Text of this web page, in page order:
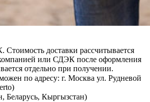
доставки рассчитывается
или СДЭК после оформления
отдельно при получении.
по адресу: г. Москва ул. Рудневой
Беларусь, Кыргызстан)